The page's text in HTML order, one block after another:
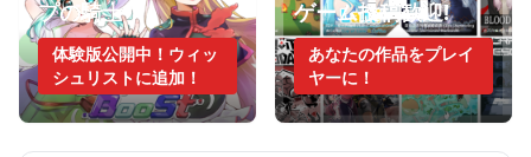
プの騎士
体験版公開中！ウィッ
シュリストに追加！
ゲーム投稿歓迎!
あなたの作品をプレイ
ヤーに！